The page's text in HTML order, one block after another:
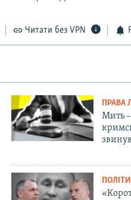
Читати без VPN
ПРАВА
Мить